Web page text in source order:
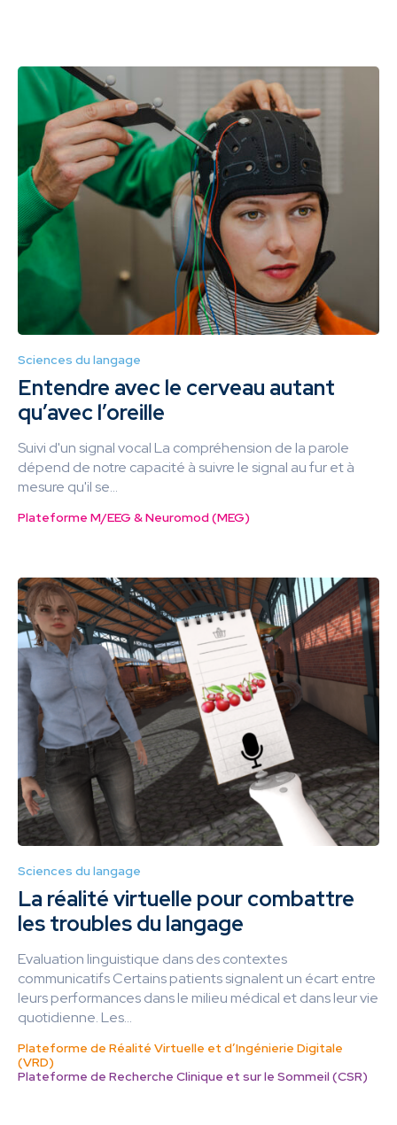
Sciences du langage
Entendre avec le cerveau autant
qu’avec l’oreille
Suivi d'un signal vocal La compréhension de la parole
dépend de notre capacité à suivre le signal au fur et à
mesure qu'il se...
Plateforme M/EEG & Neuromod (MEG)
Sciences du langage
La réalité virtuelle pour combattre
les troubles du langage
Evaluation linguistique dans des contextes
communicatifs Certains patients signalent un écart entre
leurs performances dans le milieu médical et dans leur vie
quotidienne. Les...
Plateforme de Réalité Virtuelle et d’Ingénierie Digitale
(VRD)
Plateforme de Recherche Clinique et sur le Sommeil (CSR)